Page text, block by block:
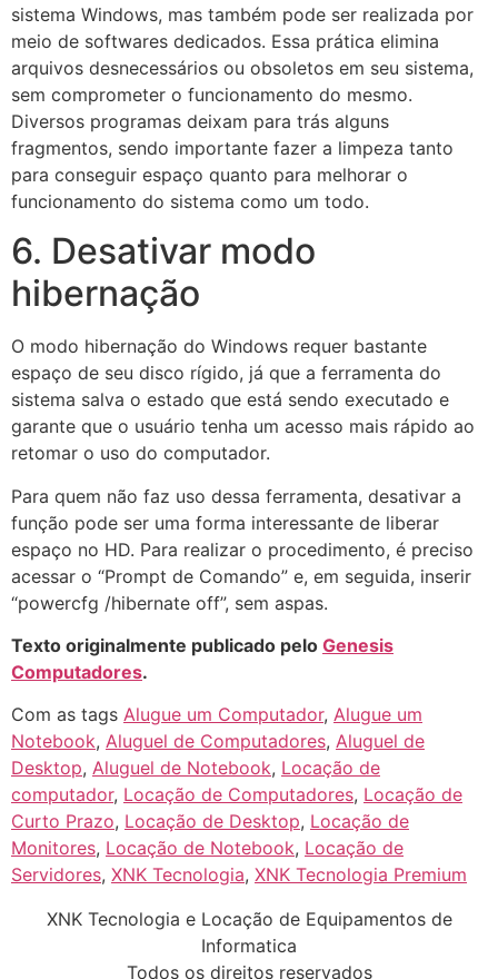
sistema Windows, mas também pode ser realizada por
meio de softwares dedicados. Essa prática elimina
arquivos desnecessários ou obsoletos em seu sistema,
sem comprometer o funcionamento do mesmo.
Diversos programas deixam para trás alguns
fragmentos, sendo importante fazer a limpeza tanto
para conseguir espaço quanto para melhorar o
funcionamento do sistema como um todo.
6. Desativar modo
hibernação
O modo hibernação do Windows requer bastante
espaço de seu disco rígido, já que a ferramenta do
sistema salva o estado que está sendo executado e
garante que o usuário tenha um acesso mais rápido ao
retomar o uso do computador.
Para quem não faz uso dessa ferramenta, desativar a
função pode ser uma forma interessante de liberar
espaço no HD. Para realizar o procedimento, é preciso
acessar o “Prompt de Comando” e, em seguida, inserir
“powercfg /hibernate off”, sem aspas.
Texto originalmente publicado pelo Genesis
Computadores.
Com as tags Alugue um Computador, Alugue um
Notebook, Aluguel de Computadores, Aluguel de
Desktop, Aluguel de Notebook, Locação de
computador, Locação de Computadores, Locação de
Curto Prazo, Locação de Desktop, Locação de
Monitores, Locação de Notebook, Locação de
Servidores, XNK Tecnologia, XNK Tecnologia Premium
XNK Tecnologia e Locação de Equipamentos de
Informatica
Todos os direitos reservados